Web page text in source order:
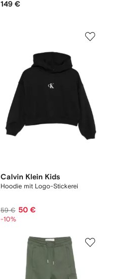
149 €
Calvin Klein Kids
Hoodie mit Logo-Stickerei
59 € 50 €
-10%